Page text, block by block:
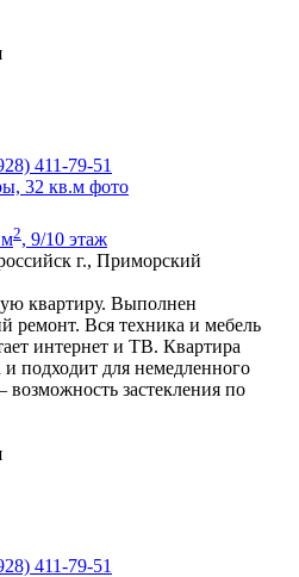
411-79-51
м2, 9/10 этаж
г., Приморский
квартиру. Выполнен
ремонт. Вся техника и мебель
интернет и ТВ. Квартира
подходит для немедленного
застекления по
411-79-51